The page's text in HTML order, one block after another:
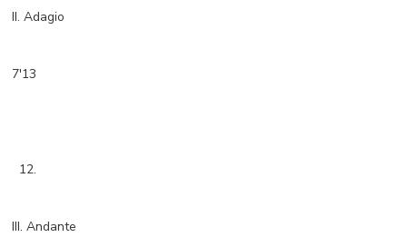
II. Adagio
7'13
12.
III. Andante